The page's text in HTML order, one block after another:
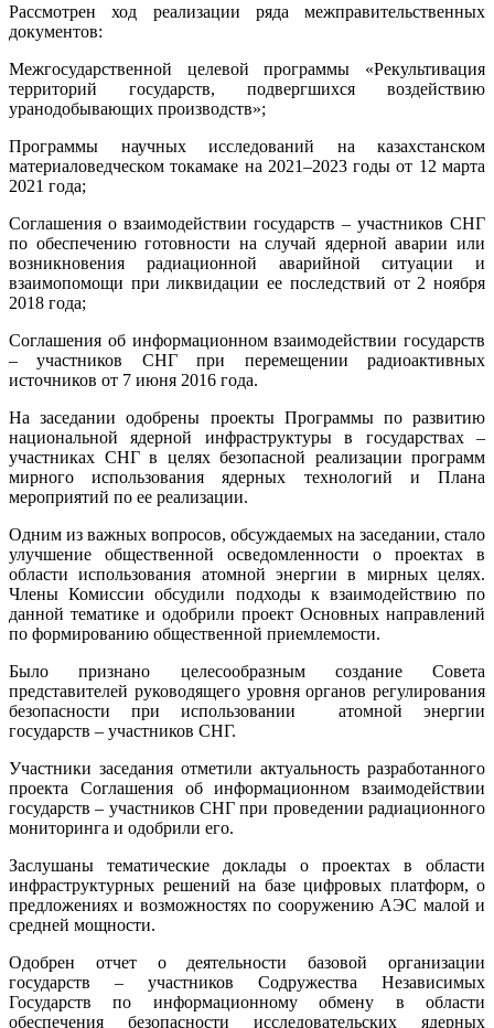
Рассмотрен ход реализации ряда межправительственных
документов:
Межгосударственной целевой программы «Рекультивация
территорий государств, подвергшихся воздействию
уранодобывающих производств»;
Программы научных исследований на казахстанском
материаловедческом токамаке на 2021–2023 годы от 12 марта
2021 года;
Соглашения о взаимодействии государств – участников СНГ
по обеспечению готовности на случай ядерной аварии или
возникновения радиационной аварийной ситуации и
взаимопомощи при ликвидации ее последствий от 2 ноября
2018 года;
Соглашения об информационном взаимодействии государств
– участников СНГ при перемещении радиоактивных
источников от 7 июня 2016 года.
На заседании одобрены проекты Программы по развитию
национальной ядерной инфраструктуры в государствах –
участниках СНГ в целях безопасной реализации программ
мирного использования ядерных технологий и Плана
мероприятий по ее реализации.
Одним из важных вопросов, обсуждаемых на заседании, стало
улучшение общественной осведомленности о проектах в
области использования атомной энергии в мирных целях.
Члены Комиссии обсудили подходы к взаимодействию по
данной тематике и одобрили проект Основных направлений
по формированию общественной приемлемости.
Было признано целесообразным создание Совета
представителей руководящего уровня органов регулирования
безопасности при использовании атомной энергии
государств – участников СНГ.
Участники заседания отметили актуальность разработанного
проекта Соглашения об информационном взаимодействии
государств – участников СНГ при проведении радиационного
мониторинга и одобрили его.
Заслушаны тематические доклады о проектах в области
инфраструктурных решений на базе цифровых платформ, о
предложениях и возможностях по сооружению АЭС малой и
средней мощности.
Одобрен отчет о деятельности базовой организации
государств – участников Содружества Независимых
Государств по информационному обмену в области
обеспечения безопасности исследовательских ядерных